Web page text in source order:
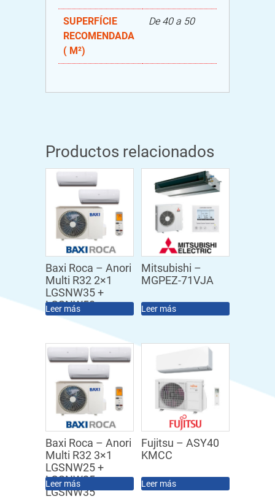
SUPERFÍCIE
RECOMENDADA
( M²)
De 40 a 50
Productos relacionados
Baxi Roca – Anori
Multi R32 2×1
LGSNW35 +
LGSNW50
Leer más
Mitsubishi –
MGPEZ-71VJA
Leer más
Baxi Roca – Anori
Multi R32 3×1
LGSNW25 +
LGSNW25 +
LGSNW35
Leer más
Fujitsu – ASY40
KMCC
Leer más